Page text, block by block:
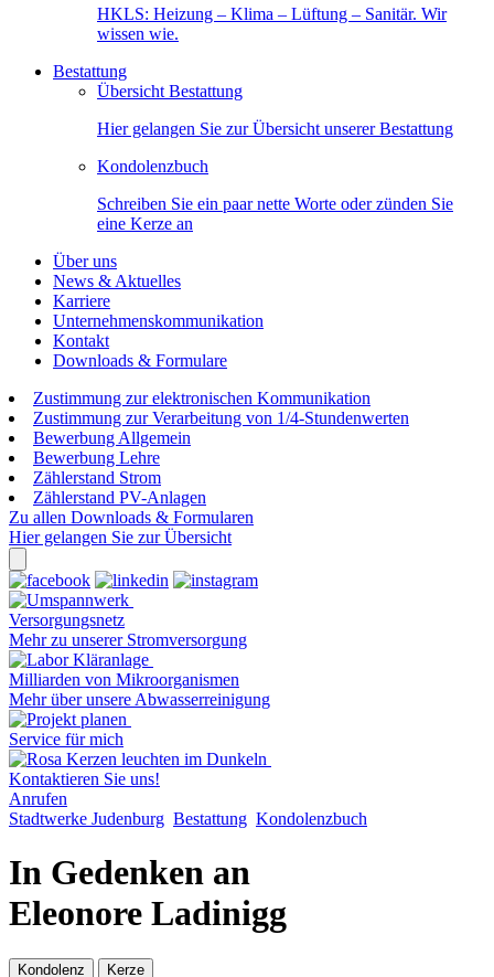
HKLS: Heizung – Klima – Lüftung – Sanitär. Wir
wissen wie.
Bestattung
Übersicht Bestattung
Hier gelangen Sie zur Übersicht unserer Bestattung
Kondolenzbuch
Schreiben Sie ein paar nette Worte oder zünden Sie
eine Kerze an
Über uns
News & Aktuelles
Karriere
Unternehmenskommunikation
Kontakt
Downloads & Formulare
Zustimmung zur elektronischen Kommunikation
Zustimmung zur Verarbeitung von 1/4-Stundenwerten
Bewerbung Allgemein
Bewerbung Lehre
Zählerstand Strom
Zählerstand PV-Anlagen
Zu allen Downloads & Formularen
Hier gelangen Sie zur Übersicht
Versorgungsnetz
Mehr zu unserer Stromversorgung
Milliarden von Mikroorganismen
Mehr über unsere Abwasserreinigung
Service für mich
Kontaktieren Sie uns!
Anrufen
Stadtwerke Judenburg Bestattung Kondolenzbuch
In Gedenken an
Eleonore Ladinigg
Kondolenz Kerze